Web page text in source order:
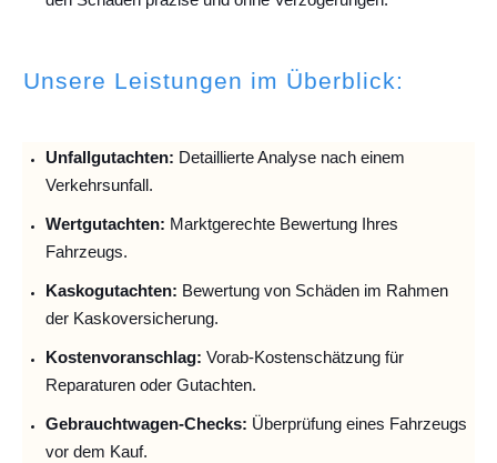
Unsere Leistungen im Überblick:
Unfallgutachten: Detaillierte Analyse nach einem
Verkehrsunfall.
Wertgutachten: Marktgerechte Bewertung Ihres
Fahrzeugs.
Kaskogutachten: Bewertung von Schäden im Rahmen
der Kaskoversicherung.
Kostenvoranschlag: Vorab-Kostenschätzung für
Reparaturen oder Gutachten.
Gebrauchtwagen-Checks: Überprüfung eines Fahrzeugs
vor dem Kauf.